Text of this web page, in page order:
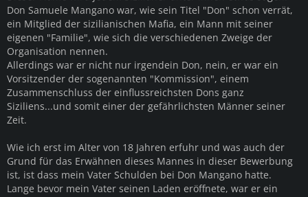
Don Samuele Mangano war, wie sein Titel "Don" schon verrät,
ein Mitglied der sizilianischen Mafia, ein Mann mit seiner
eigenen "Familie", wie sich die verschiedenen Zweige der
Organisation nennen.
Allerdings war er nicht nur irgendein Don, nein, er war ein
Vorsitzender der sogenannten "Kommission", einem
Zusammenschluss der einflussreichsten Dons ganz
Siziliens...und somit einer der gefährlichsten Männer seiner
Zeit.
Wie ich erst im Alter von 18 Jahren erfuhr und was auch der
Grund für das Erwähnen dieses Mannes in dieser Bewerbung
ist, ist dass mein Vater Schulden bei Don Mangano hatte.
Lange bevor mein Vater seinen Laden eröffnete, war er ein